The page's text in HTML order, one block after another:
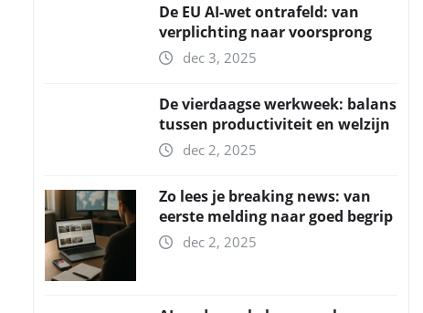
De EU AI-wet ontrafeld: van
verplichting naar voorsprong
dec 3, 2025
De vierdaagse werkweek: balans
tussen productiviteit en welzijn
dec 2, 2025
Zo lees je breaking news: van
eerste melding naar goed begrip
dec 2, 2025